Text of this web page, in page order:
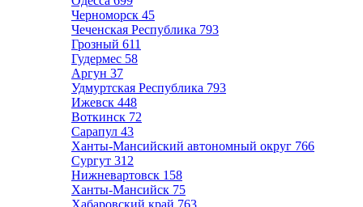
Черноморск 45
Чеченская Республика 793
Грозный 611
Гудермес 58
Аргун 37
Удмуртская Республика 793
Ижевск 448
Воткинск 72
Сарапул 43
Ханты-Мансийский автономный округ 766
Сургут 312
Нижневартовск 158
Ханты-Мансийск 75
Хабаровский край 763